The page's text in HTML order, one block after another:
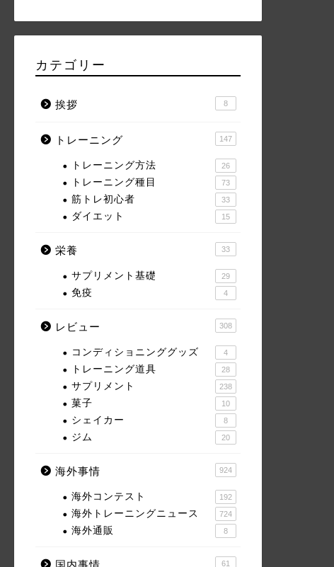
カテゴリー
挨拶 8
トレーニング 147
トレーニング方法 26
トレーニング種目 73
筋トレ初心者 33
ダイエット 15
栄養 33
サプリメント基礎 29
免疫 4
レビュー 308
コンディショニンググッズ 4
トレーニング道具 28
サプリメント 238
菓子 10
シェイカー 8
ジム 20
海外事情 924
海外コンテスト 192
海外トレーニングニュース 724
海外通販 8
61